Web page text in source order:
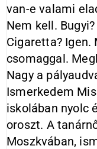
van-e valami
Nem kell.
Cigaretta? Igen.
csomaggal.
Nagy a
Ismerkedem
iskolában nyolc
oroszt. A
Moszkvában,